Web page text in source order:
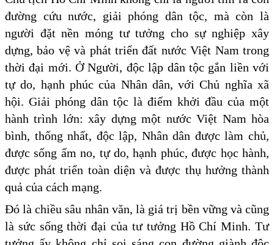
đường cứu nước, giải phóng dân tộc, mà còn là
người đặt nền móng tư tưởng cho sự nghiệp xây
dựng, bảo vệ và phát triển đất nước Việt Nam trong
thời đại mới. Ở Người, độc lập dân tộc gắn liền với
tự do, hạnh phúc của Nhân dân, với Chủ nghĩa xã
hội. Giải phóng dân tộc là điểm khởi đầu của một
hành trình lớn: xây dựng một nước Việt Nam hòa
bình, thống nhất, độc lập, Nhân dân được làm chủ,
được sống ấm no, tự do, hạnh phúc, được học hành,
được phát triển toàn diện và được thụ hưởng thành
quả của cách mạng.
Đó là chiều sâu nhân văn, là giá trị bền vững và cũng
là sức sống thời đại của tư tưởng Hồ Chí Minh. Tư